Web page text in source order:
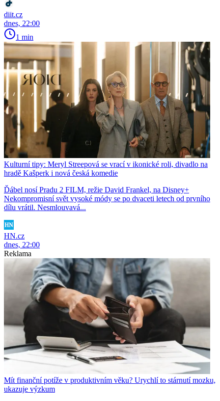
diit.cz
dnes, 22:00
1 min
Kulturní tipy: Meryl Streepová se vrací v ikonické roli, divadlo na
hradě Kašperk i nová česká komedie
Ďábel nosí Pradu 2 FILM, režie David Frankel, na Disney+
Nekompromisní svět vysoké módy se po dvaceti letech od prvního
dílu vrátil. Nesmlouvavá...
HN.cz
dnes, 22:00
Reklama
Mít finanční potíže v produktivním věku? Urychlí to stárnutí mozku,
ukazuje výzkum